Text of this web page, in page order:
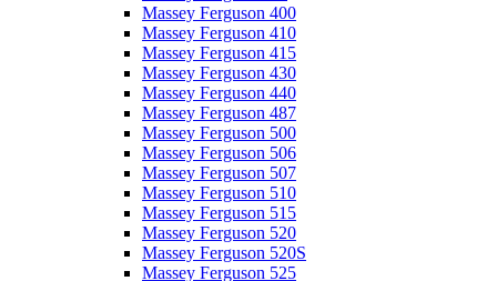
Massey Ferguson 400
Massey Ferguson 410
Massey Ferguson 415
Massey Ferguson 430
Massey Ferguson 440
Massey Ferguson 487
Massey Ferguson 500
Massey Ferguson 506
Massey Ferguson 507
Massey Ferguson 510
Massey Ferguson 515
Massey Ferguson 520
Massey Ferguson 520S
Massey Ferguson 525